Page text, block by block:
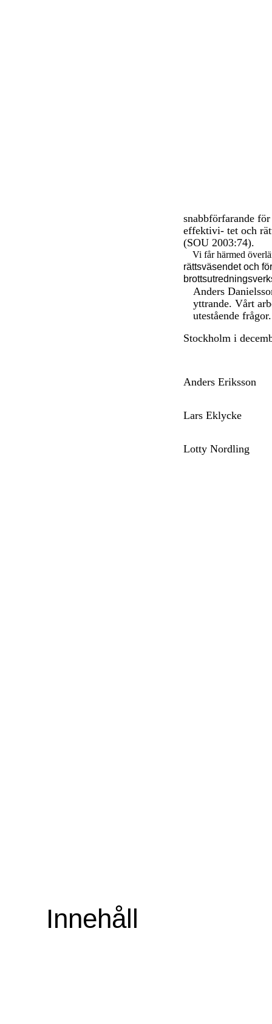
snabbförfarande
effektivi- tet och
(SOU 2003:74).
Vi får härmed
rättsväsendet och
Anders
yttrande. Vårt
utestående frågor.
Stockholm i
Anders Eriksson
Lars Eklycke
Lotty Nordling
Innehåll